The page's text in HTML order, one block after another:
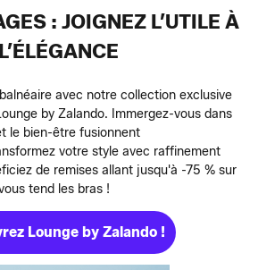
: JOIGNEZ L’UTILE À
L’ÉLÉGANCE
avec notre collection exclusive
by Zalando. Immergez-vous dans
le bien-être fusionnent
votre style avec raffinement
de remises allant jusqu'à -75 % sur
tend les bras !
Lounge by Zalando !